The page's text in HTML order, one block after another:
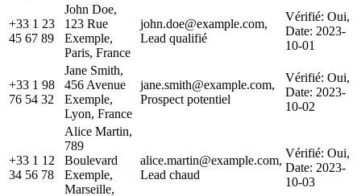
+33 1 23
45 67 89
John Doe,
123 Rue
Exemple,
Paris, France
john.doe@example.com,
Lead qualifié
Vérifié: Oui,
Date: 2023-
10-01
+33 1 98
76 54 32
Jane Smith,
456 Avenue
Exemple,
Lyon, France
jane.smith@example.com,
Prospect potentiel
Vérifié: Oui,
Date: 2023-
10-02
+33 1 12
34 56 78
Alice Martin,
789
Boulevard
Exemple,
Marseille,
alice.martin@example.com,
Lead chaud
Vérifié: Oui,
Date: 2023-
10-03